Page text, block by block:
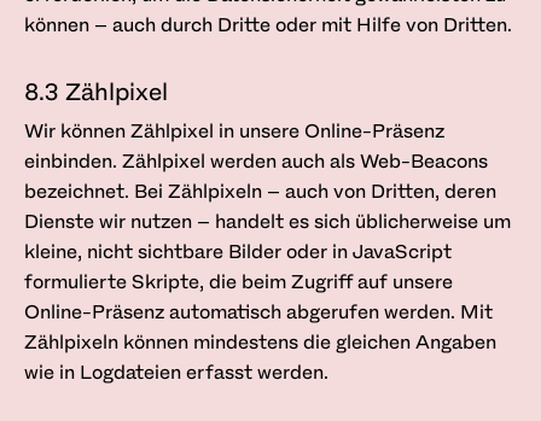
können – auch durch Dritte oder mit Hilfe von Dritten.
8.3 Zählpixel
Wir können Zählpixel in unsere Online-Präsenz
einbinden. Zählpixel werden auch als Web-Beacons
bezeichnet. Bei Zählpixeln – auch von Dritten, deren
Dienste wir nutzen – handelt es sich üblicherweise um
kleine, nicht sichtbare Bilder oder in JavaScript
formulierte Skripte, die beim Zugriff auf unsere
Online-Präsenz automatisch abgerufen werden. Mit
Zählpixeln können mindestens die gleichen Angaben
wie in Log­dateien erfasst werden.